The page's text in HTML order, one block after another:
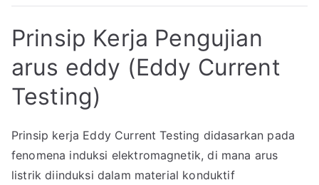
Prinsip Kerja Pengujian
arus eddy (Eddy Current
Testing)
Prinsip kerja Eddy Current Testing didasarkan pada
fenomena induksi elektromagnetik, di mana arus
listrik diinduksi dalam material konduktif